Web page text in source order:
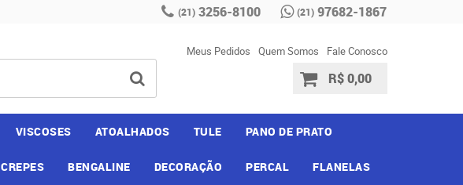
(21) 3256-8100 (21) 97682-1867
Meus Pedidos Quem Somos Fale Conosco
R$ 0,00
VISCOSES ATOALHADOS TULE PANO DE PRATO
CREPES BENGALINE DECORAÇÃO PERCAL FLANELAS